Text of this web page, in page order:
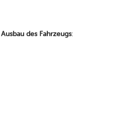
des Fahrzeugs: